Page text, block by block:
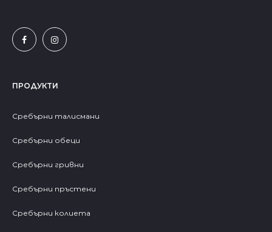
ПРОДУКТИ
Сребърни талисмани
Сребърни обеци
Сребърни гривни
Сребърни пръстени
Сребърни колиета